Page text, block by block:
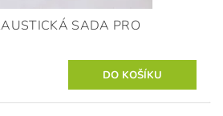
SADA PRO